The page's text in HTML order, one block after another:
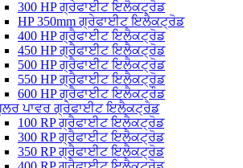
300 HP ਗ੍ਰੇਫਾਈਟ ਇਲੈਕਟ੍ਰੋਡ
HP 350mm ਗ੍ਰੇਫਾਈਟ ਇਲੈਕਟ੍ਰੋਡ
400 HP ਗ੍ਰੈਫਾਈਟ ਇਲੈਕਟ੍ਰੋਡ
450 HP ਗ੍ਰੈਫਾਈਟ ਇਲੈਕਟ੍ਰੋਡ
500 HP ਗ੍ਰੈਫਾਈਟ ਇਲੈਕਟ੍ਰੋਡ
550 HP ਗ੍ਰੈਫਾਈਟ ਇਲੈਕਟ੍ਰੋਡ
600 HP ਗ੍ਰੈਫਾਈਟ ਇਲੈਕਟ੍ਰੌਡ
ਪਾਵਰ ਗ੍ਰੇਫਾਈਟ ਇਲੈਕਟ੍ਰੋਡ
100 RP ਗ੍ਰੈਫਾਈਟ ਇਲੈਕਟ੍ਰੋਡ
300 RP ਗ੍ਰੈਫਾਈਟ ਇਲੈਕਟ੍ਰੋਡ
350 RP ਗ੍ਰੈਫਾਈਟ ਇਲੈਕਟ੍ਰੋਡ